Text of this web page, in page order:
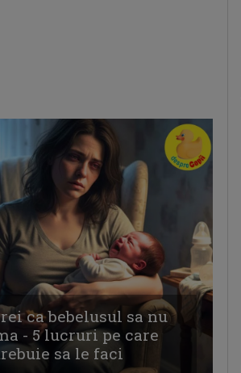
ca bebelusul sa nu
- 5 lucruri pe care
sa le faci